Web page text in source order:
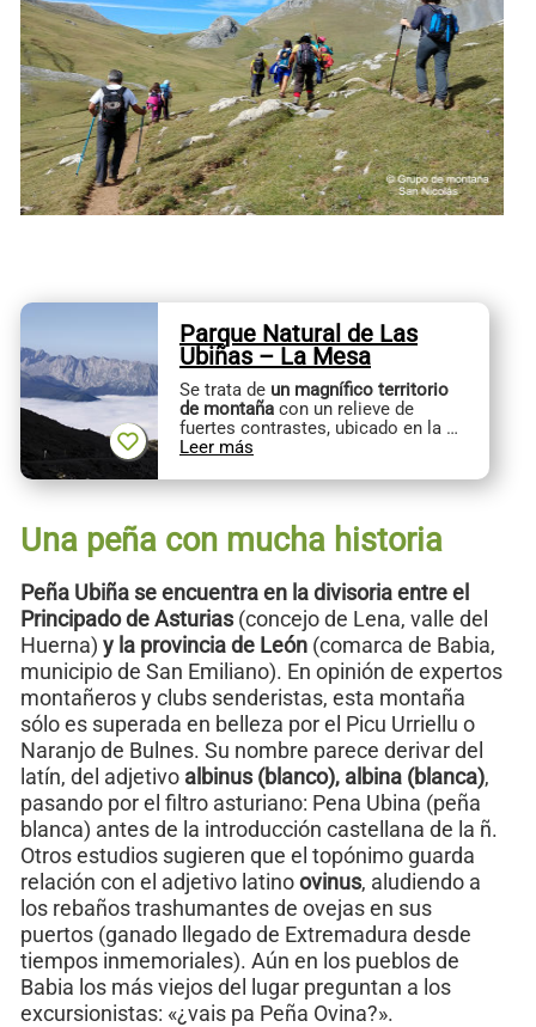
Parque Natural de Las
Ubiñas – La Mesa
Se trata de un magnífico territorio
de montaña con un relieve de
fuertes contrastes, ubicado en la …
Leer más
Una peña con mucha historia
Peña Ubiña se encuentra en la divisoria entre el
Principado de Asturias(concejo de Lena, valle del
Huerna) y la provincia de León (comarca de Babia,
municipio de San Emiliano). En opinión de expertos
montañeros y clubs senderistas, esta montaña
sólo es superada en belleza por el Picu Urriellu o
Naranjo de Bulnes. Su nombre parece derivar del
latín, del adjetivo albinus (blanco), albina (blanca),
pasando por el filtro asturiano: Pena Ubina (peña
blanca) antes de la introducción castellana de la ñ.
Otros estudios sugieren que el topónimo guarda
relación con el adjetivo latinoovinus, aludiendo a
los rebaños trashumantes de ovejas en sus
puertos (ganado llegado de Extremadura desde
tiempos inmemoriales). Aún en los pueblos de
Babia los más viejos del lugar preguntan a los
excursionistas: «¿vais pa Peña Ovina?».